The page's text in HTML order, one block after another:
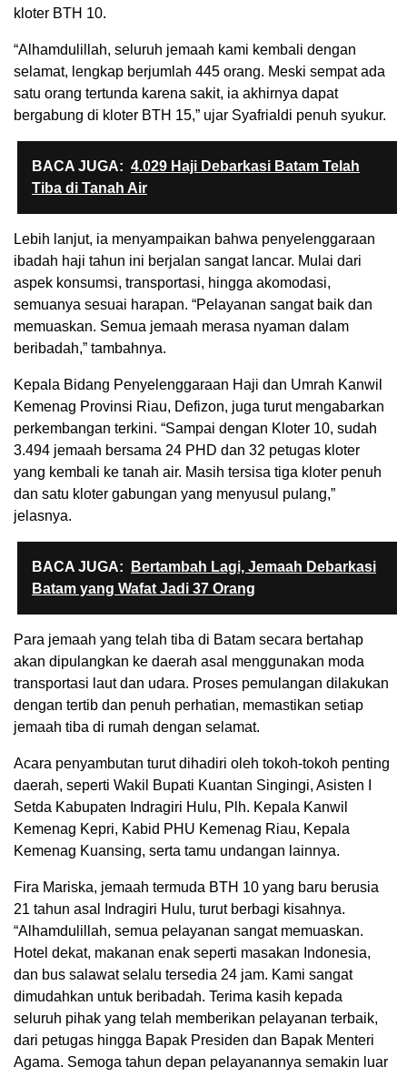
kloter BTH 10.
“Alhamdulillah, seluruh jemaah kami kembali dengan
selamat, lengkap berjumlah 445 orang. Meski sempat ada
satu orang tertunda karena sakit, ia akhirnya dapat
bergabung di kloter BTH 15,” ujar Syafrialdi penuh syukur.
BACA JUGA: 4.029 Haji Debarkasi Batam Telah
Tiba di Tanah Air
Lebih lanjut, ia menyampaikan bahwa penyelenggaraan
ibadah haji tahun ini berjalan sangat lancar. Mulai dari
aspek konsumsi, transportasi, hingga akomodasi,
semuanya sesuai harapan. “Pelayanan sangat baik dan
memuaskan. Semua jemaah merasa nyaman dalam
beribadah,” tambahnya.
Kepala Bidang Penyelenggaraan Haji dan Umrah Kanwil
Kemenag Provinsi Riau, Defizon, juga turut mengabarkan
perkembangan terkini. “Sampai dengan Kloter 10, sudah
3.494 jemaah bersama 24 PHD dan 32 petugas kloter
yang kembali ke tanah air. Masih tersisa tiga kloter penuh
dan satu kloter gabungan yang menyusul pulang,”
jelasnya.
BACA JUGA:
Bertambah Lagi, Jemaah Debarkasi
Batam yang Wafat Jadi 37 Orang
Para jemaah yang telah tiba di Batam secara bertahap
akan dipulangkan ke daerah asal menggunakan moda
transportasi laut dan udara. Proses pemulangan dilakukan
dengan tertib dan penuh perhatian, memastikan setiap
jemaah tiba di rumah dengan selamat.
Acara penyambutan turut dihadiri oleh tokoh-tokoh penting
daerah, seperti Wakil Bupati Kuantan Singingi, Asisten I
Setda Kabupaten Indragiri Hulu, Plh. Kepala Kanwil
Kemenag Kepri, Kabid PHU Kemenag Riau, Kepala
Kemenag Kuansing, serta tamu undangan lainnya.
Fira Mariska, jemaah termuda BTH 10 yang baru berusia
21 tahun asal Indragiri Hulu, turut berbagi kisahnya.
“Alhamdulillah, semua pelayanan sangat memuaskan.
Hotel dekat, makanan enak seperti masakan Indonesia,
dan bus salawat selalu tersedia 24 jam. Kami sangat
dimudahkan untuk beribadah. Terima kasih kepada
seluruh pihak yang telah memberikan pelayanan terbaik,
dari petugas hingga Bapak Presiden dan Bapak Menteri
Agama. Semoga tahun depan pelayanannya semakin luar